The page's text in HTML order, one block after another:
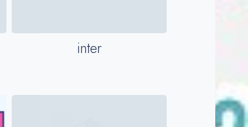
inter